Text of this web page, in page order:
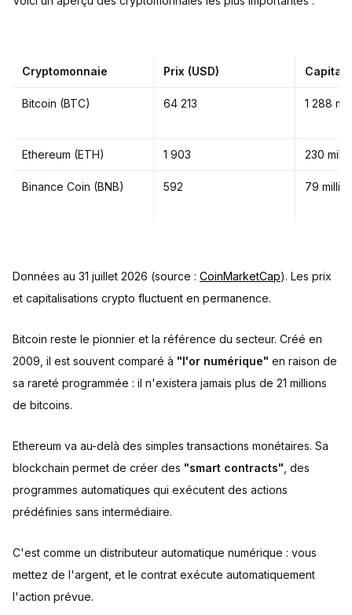
Cryptomonnaie Prix (USD)
Bitcoin (BTC) 64 213 1 288
Ethereum (ETH) 1 903 230
Binance Coin (BNB) 592 79
Données au 31 juillet 2026 (source : CoinMarketCap). Les prix
et capitalisations crypto fluctuent en permanence.
Bitcoin reste le pionnier et la référence du secteur. Créé en
2009, il est souvent comparé à "l'or numérique" en raison de
sa rareté programmée : il n'existera jamais plus de 21 millions
de bitcoins.
Ethereum va au-delà des simples transactions monétaires. Sa
blockchain permet de créer des "smart contracts" , des
programmes automatiques qui exécutent des actions
prédéfinies sans intermédiaire.
C'est comme un distributeur automatique numérique : vous
mettez de l'argent, et le contrat exécute automatiquement
l'action prévue.